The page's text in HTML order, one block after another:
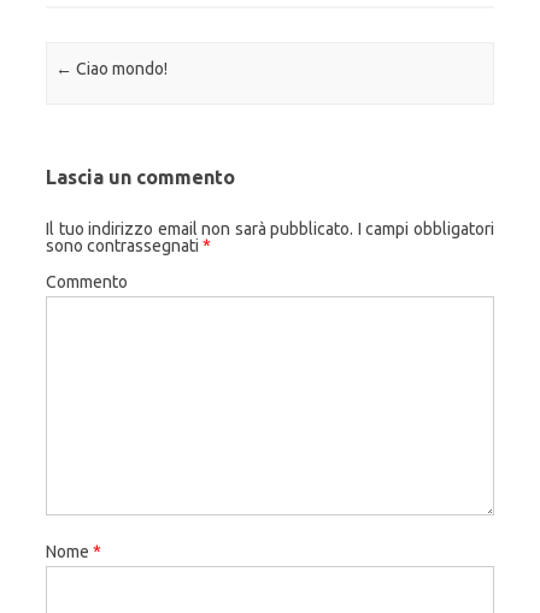
Navigazione articolo
← Ciao mondo!
Lascia un commento
Il tuo indirizzo email non sarà pubblicato. I campi obbligatori
sono contrassegnati *
Commento
Nome *